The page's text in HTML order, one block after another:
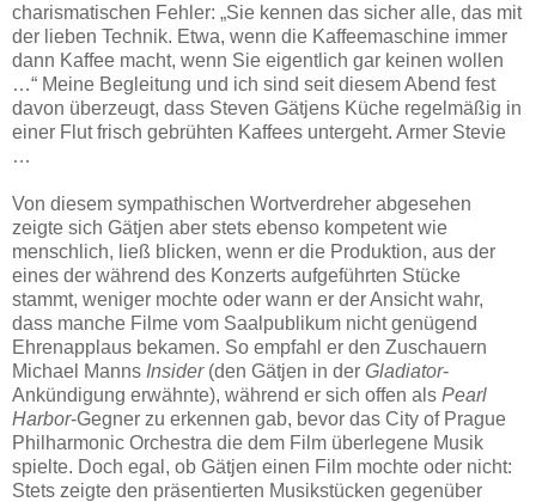
charismatischen Fehler: „Sie kennen das sicher alle, das mit
der lieben Technik. Etwa, wenn die Kaffeemaschine immer
dann Kaffee macht, wenn Sie eigentlich gar keinen wollen
…“ Meine Begleitung und ich sind seit diesem Abend fest
davon überzeugt, dass Steven Gätjens Küche regelmäßig in
einer Flut frisch gebrühten Kaffees untergeht. Armer Stevie
…
Von diesem sympathischen Wortverdreher abgesehen
zeigte sich Gätjen aber stets ebenso kompetent wie
menschlich, ließ blicken, wenn er die Produktion, aus der
eines der während des Konzerts aufgeführten Stücke
stammt, weniger mochte oder wann er der Ansicht wahr,
dass manche Filme vom Saalpublikum nicht genügend
Ehrenapplaus bekamen. So empfahl er den Zuschauern
Michael Manns Insider(den Gätjen in der Gladiator-
Ankündigung erwähnte), während er sich offen als Pearl
Harbor-Gegner zu erkennen gab, bevor das City of Prague
Philharmonic Orchestra die dem Film überlegene Musik
spielte. Doch egal, ob Gätjen einen Film mochte oder nicht:
Stets zeigte den präsentierten Musikstücken gegenüber